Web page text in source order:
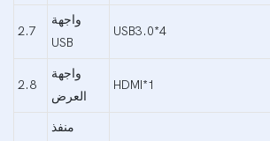
2.7
واجهة
USB
USB3.0*4
2.8
واجهة
العرض
HDMI*1
منفذ